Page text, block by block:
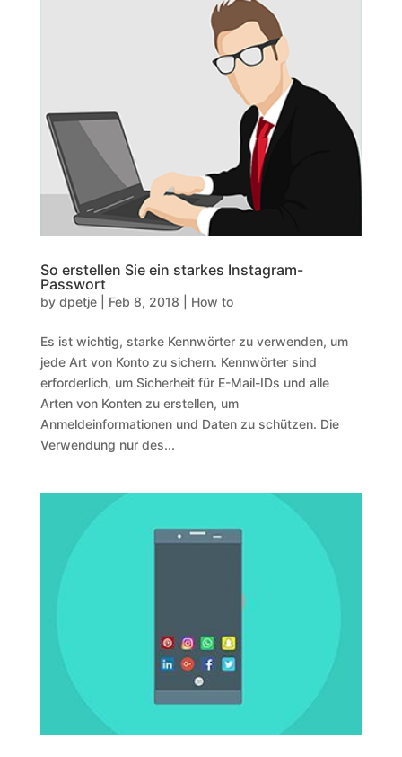
So erstellen Sie ein starkes Instagram-
Passwort
by dpetje| Feb 8, 2018 How to
Es ist wichtig, starke Kennwörter zu verwenden, um
jede Art von Konto zu sichern. Kennwörter sind
erforderlich, um Sicherheit für E-Mail-IDs und alle
Arten von Konten zu erstellen, um
Anmeldeinformationen und Daten zu schützen. Die
Verwendung nur des...